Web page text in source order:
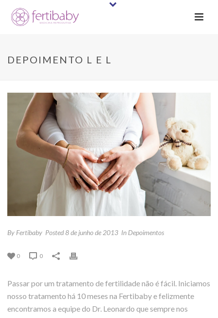
DEPOIMENTO L E L
By Fertibaby Posted8 de junho de 2013 In Depoimentos
0 0
Passar por um tratamento de fertilidade não é fácil. Iniciamos
nosso tratamento há 10 meses na Fertibaby e felizmente
encontramos a equipe do Dr. Leonardo que sempre nos